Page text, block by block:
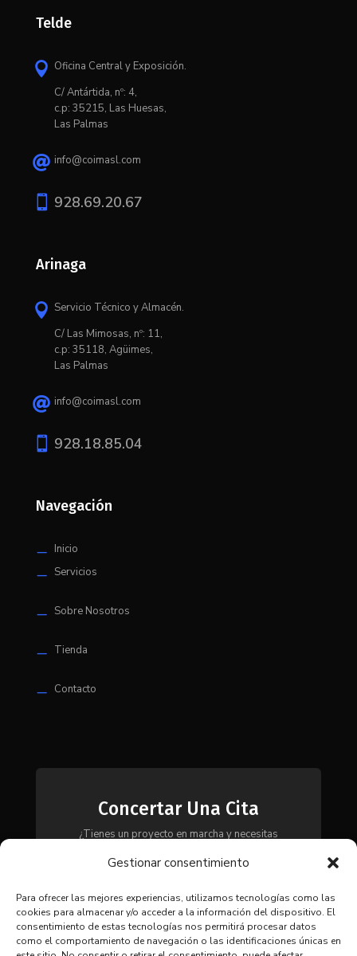
Gestionar consentimiento
Para ofrecer las mejores experiencias, utilizamos tecnologías como las
cookies para almacenar y/o acceder a la información del dispositivo. El
consentimiento de estas tecnologías nos permitirá procesar datos
como el comportamiento de navegación o las identificaciones únicas en
Telde
 Oficina Central y Exposición.
C/ Antártida, nº: 4,
c.p: 35215, Las Huesas,
Las Palmas
 info@coimasl.com
 928.69.20.67
Arinaga
 Servicio Técnico y Almacén.
C/ Las Mimosas, nº: 11,
c.p: 35118, Agüimes,
Las Palmas
 info@coimasl.com
 928.18.85.04
Navegación
K Inicio
K Servicios
K Sobre Nosotros
K Tienda
K Contacto
Concertar Una Cita
¿Tienes un proyecto en marcha y necesitas
contacto con nosotros y te asesoraremos para
necesidades.
CONTACTAR